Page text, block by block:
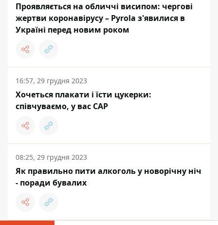
Проявляється на обличчі висипом: чергові
жертви коронавірусу – Pyrola з'явилися в
Україні перед новим роком
16:57, 29 грудня 2023
Хочеться плакати і їсти цукерки:
співчуваємо, у вас САР
08:25, 29 грудня 2023
Як правильно пити алкоголь у новорічну ніч
- поради бувалих